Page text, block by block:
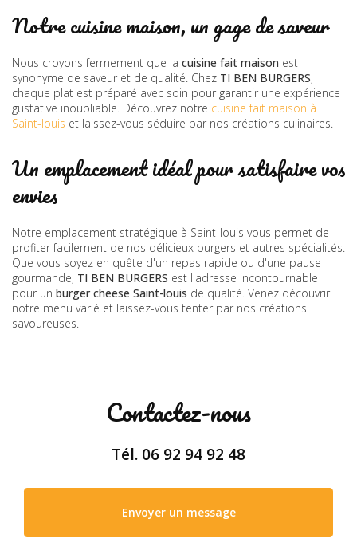
Notre cuisine maison, un gage de saveur
Nous croyons fermement que la cuisine fait maison est
synonyme de saveur et de qualité. Chez TI BEN BURGERS,
chaque plat est préparé avec soin pour garantir une expérience
gustative inoubliable. Découvrez notre cuisine fait maison à
Saint-louis et laissez-vous séduire par nos créations culinaires.
Un emplacement idéal pour satisfaire vos
envies
Notre emplacement stratégique à Saint-louis vous permet de
profiter facilement de nos délicieux burgers et autres spécialités.
Que vous soyez en quête d'un repas rapide ou d'une pause
gourmande, TI BEN BURGERS est l'adresse incontournable
pour un burger cheese Saint-louis de qualité. Venez découvrir
notre menu varié et laissez-vous tenter par nos créations
savoureuses.
Contactez-nous
Tél. 06 92 94 92 48
Envoyer un message